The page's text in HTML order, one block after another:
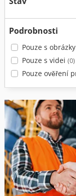
Podrobnosti
Pouze s obrázky
Pouze s videi (0)
Pouze ověření